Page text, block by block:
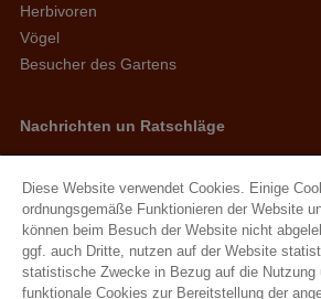
Herbivoren
Vögel
Besucher des Gartens
Nachrichten un Ratschläge
Neuigkeiten
Ratschläge
Natural Granen Gebr De Scheemaecker
Metropoolstraat 28 – 29 2900 Schoten
Diese Website verwendet Cookies. Einige
ordnungsgemäße Funktionieren der Website
können beim Besuch der Website nicht
ggf. auch Dritte, nutzen auf der Website
statistische Zwecke in Bezug auf die Nutzung
funktionale Cookies zur Bereitstellung der